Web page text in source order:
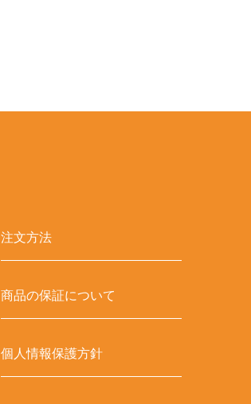
注文方法
商品の保証について
個人情報保護方針